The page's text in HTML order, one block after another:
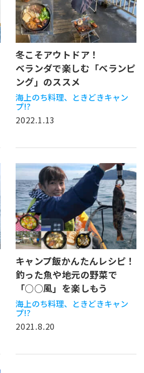
冬こそアウトドア！
ベランダで楽しむ「ベランピ
ング」のススメ
海上のち料理、ときどきキャン
プ!?
2022.1.13
キャンプ飯かんたんレシピ！
釣った魚や地元の野菜で
「○○風」を楽しもう
海上のち料理、ときどきキャン
プ!?
2021.8.20